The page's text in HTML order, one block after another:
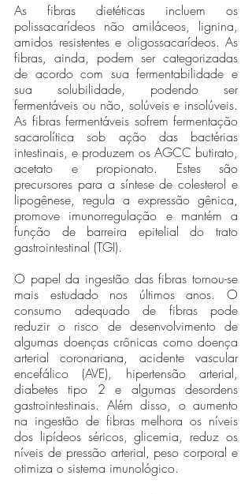
As fibras dietéticas incluem os
polissacarídeos não amiláceos, lignina,
amidos resistentes e oligossacarídeos. As
fibras, ainda, podem ser categorizadas
de acordo com sua fermentabilidade e
sua solubilidade, podendo ser
fermentáveis ou não, solúveis e insolúveis.
As fibras fermentáveis sofrem fermentação
sacarolítica sob ação das bactérias
intestinais, e produzem os AGCC butirato,
acetato e propionato. Estes são
precursores para a síntese de colesterol e
lipogênese, regula a expressão gênica,
promove imunorregulação e mantém a
função de barreira epitelial do trato
gastrointestinal (TGI).
O papel da ingestão das fibras tornou-se
mais estudado nos últimos anos. O
consumo adequado de fibras pode
reduzir o risco de desenvolvimento de
algumas doenças crônicas como doença
arterial coronariana, acidente vascular
encefálico (AVE), hipertensão arterial,
diabetes tipo 2 e algumas desordens
gastrointestinais. Além disso, o aumento
na ingestão de fibras melhora os níveis
dos lipídeos séricos, glicemia, reduz os
níveis de pressão arterial, peso corporal e
otimiza o sistema imunológico.